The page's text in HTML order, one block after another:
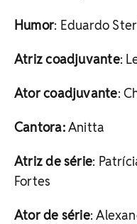
Humor: Eduardo
Atriz coadjuvante:
Ator coadjuvante:
Cantora:Anitta
Atriz de série:
Fortes
Ator de série: